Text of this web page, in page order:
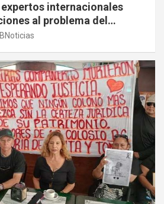
expertos internacionales
al problema del